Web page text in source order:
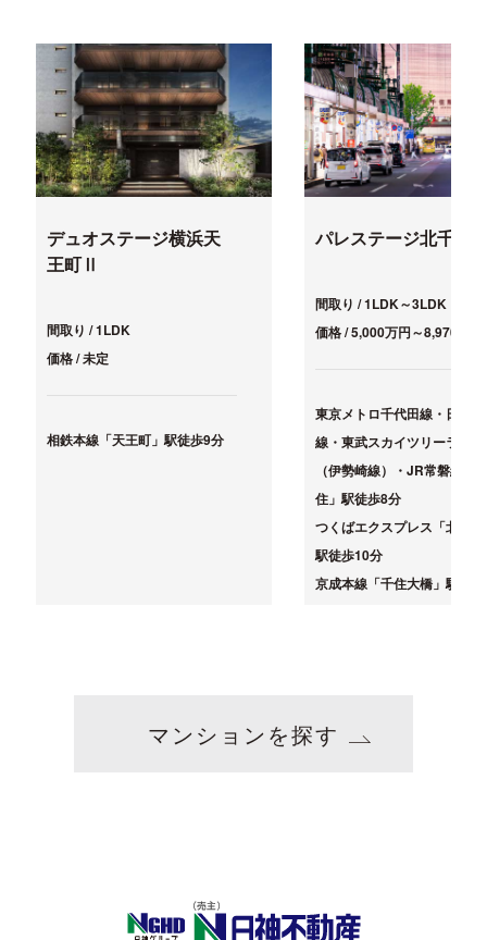
デュオステージ横浜天
王町Ⅱ
間取り / 1LDK
価格 / 未定
相鉄本線「天王町」駅徒歩9分
パレステージ北千住
間取り / 1LDK～3LDK
価格 / 5,000万円～8,970万円
東京メトロ千代田線・日比谷
線・東武スカイツリーライン
（伊勢崎線）・JR常磐線「
住」駅徒歩8分
つくばエクスプレス「北千
駅徒歩10分
京成本線「千住大橋」駅徒
マンションを探す